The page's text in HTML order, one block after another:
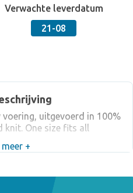
Verwachte leverdatum
21-08
uitgevoerd in 100%
knit. One size fits all
+